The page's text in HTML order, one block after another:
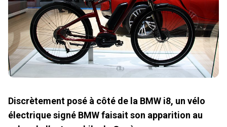
Discrètement posé à côté de la BMW i8, un vélo
électrique signé BMW faisait son apparition au